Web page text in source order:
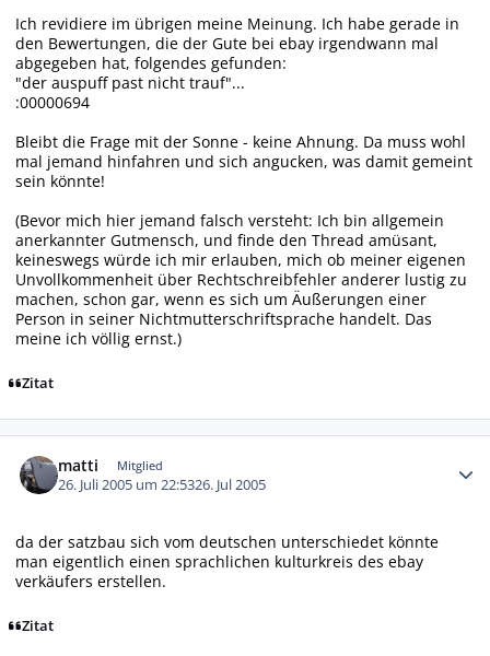
Ich revidiere im übrigen meine Meinung. Ich habe gerade in
den Bewertungen, die der Gute bei ebay irgendwann mal
abgegeben hat, folgendes gefunden:
"der auspuff past nicht trauf"...
:00000694
Bleibt die Frage mit der Sonne - keine Ahnung. Da muss wohl
mal jemand hinfahren und sich angucken, was damit gemeint
sein könnte!
(Bevor mich hier jemand falsch versteht: Ich bin allgemein
anerkannter Gutmensch, und finde den Thread amüsant,
keineswegs würde ich mir erlauben, mich ob meiner eigenen
Unvollkommenheit über Rechtschreibfehler anderer lustig zu
machen, schon gar, wenn es sich um Äußerungen einer
Person in seiner Nichtmutterschriftsprache handelt. Das
meine ich völlig ernst.)
Zitat
matti Mitglied
26. Juli 2005 um 22:5326. Jul 2005
da der satzbau sich vom deutschen unterschiedet könnte
man eigentlich einen sprachlichen kulturkreis des ebay
verkäufers erstellen.
Zitat